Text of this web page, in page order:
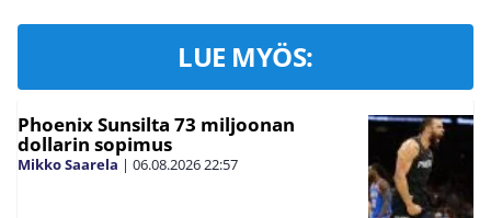
LUE MYÖS:
Phoenix Sunsilta 73 miljoonan
dollarin sopimus
Mikko Saarela | 06.08.202622:57